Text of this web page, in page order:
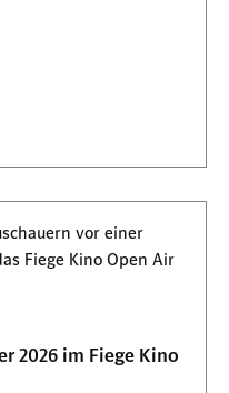
2026 im Fiege Kino